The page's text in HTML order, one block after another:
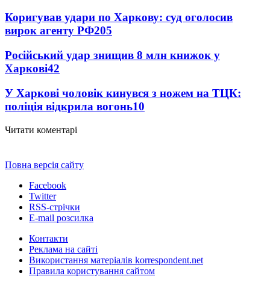
Коригував удари по Харкову: суд оголосив
вирок агенту РФ205
Російський удар знищив 8 млн книжок у
Харкові42
У Харкові чоловік кинувся з ножем на ТЦК:
поліція відкрила вогонь10
Читати коментарі
Повна версія сайту
Facebook
Twitter
RSS-стрічки
E-mail розсилка
Контакти
Реклама на сайті
Використання матеріалів korrespondent.net
Правила користування сайтом